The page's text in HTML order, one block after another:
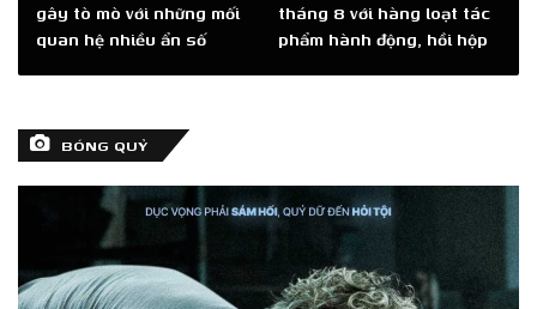
gây tò mò với những mối
quan hệ nhiều ẩn số
tháng 8 với hàng loạt tác
phẩm hành động, hồi hộp
BÓNG QUỶ